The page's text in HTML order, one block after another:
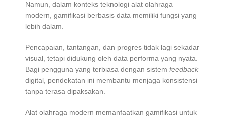
Namun, dalam konteks teknologi alat olahraga
modern, gamifikasi berbasis data memiliki fungsi yang
lebih dalam.
Pencapaian, tantangan, dan progres tidak lagi sekadar
visual, tetapi didukung oleh data performa yang nyata.
Bagi pengguna yang terbiasa dengan sistem feedback
digital, pendekatan ini membantu menjaga konsistensi
tanpa terasa dipaksakan.
Alat olahraga modern memanfaatkan gamifikasi untuk